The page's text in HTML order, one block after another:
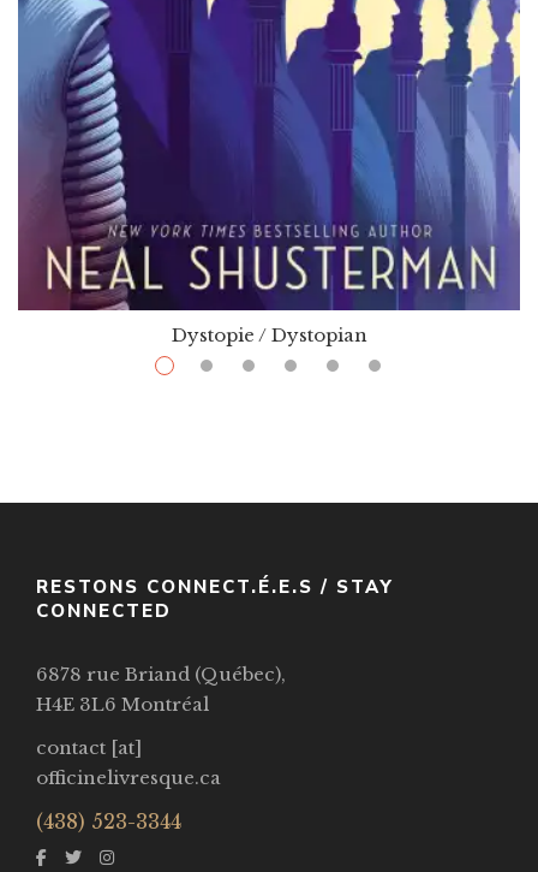
Dystopie / Dystopian
$ 13.99 $32.00
RESTONS CONNECT.É.E.S / STAY
CONNECTED
6878 rue Briand (Québec),
H4E 3L6 Montréal
contact [at]
officinelivresque.ca
(438) 523-3344